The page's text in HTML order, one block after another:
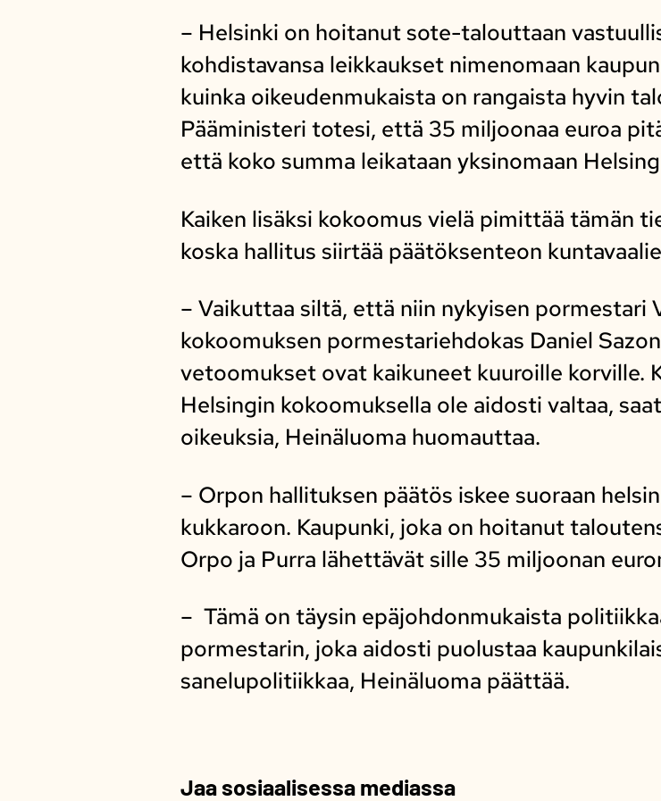
– Helsinki on hoitanut sote-talouttaan
kohdistavansa leikkaukset nimenomaan
kuinka oikeudenmukaista on rangaista hyvin
Pääministeri totesi, että 35 miljoonaa euroa
että koko summa leikataan yksinomaan
Kaiken lisäksi kokoomus vielä pimittää tämän
koska hallitus siirtää päätöksenteon
– Vaikuttaa siltä, että niin nykyisen pormestari
kokoomuksen pormestariehdokas Daniel
vetoomukset ovat kaikuneet kuuroille korville.
Helsingin kokoomuksella ole aidosti valtaa,
oikeuksia, Heinäluoma huomauttaa.
– Orpon hallituksen päätös iskee suoraan
kukkaroon. Kaupunki, joka on hoitanut
Orpo ja Purra lähettävät sille 35 miljoonan
– Tämä on täysin epäjohdonmukaista
pormestarin, joka aidosti puolustaa
sanelupolitiikkaa, Heinäluoma päättää.
Jaa sosiaalisessa mediassa